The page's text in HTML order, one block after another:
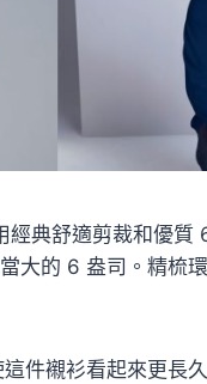
典舒適剪裁和優質
的 6 盎司。精梳
件襯衫看起來更長